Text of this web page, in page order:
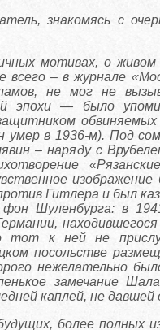
знакомясь с
мотивах, о
всего – в журнале
не мог не
— было
умер в 1936-м). Под
– наряду с
Гитлера и был
Шуленбурга: в
к ней не
посольстве
нежелательно
замечание
каплей, не
более полных